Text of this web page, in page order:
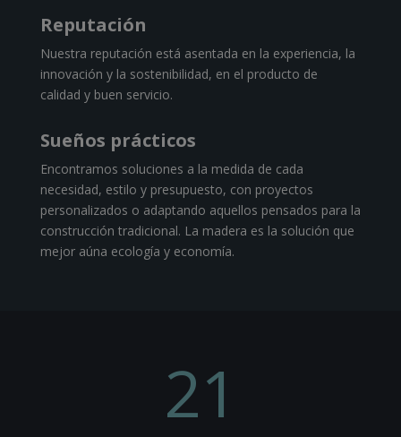
Reputación
Nuestra reputación está asentada en la experiencia, la
innovación y la sostenibilidad, en el producto de
calidad y buen servicio.
Sueños prácticos
Encontramos soluciones a la medida de cada
necesidad, estilo y presupuesto, con proyectos
personalizados o adaptando aquellos pensados para la
construcción tradicional. La madera es la solución que
mejor aúna ecología y economía.
21